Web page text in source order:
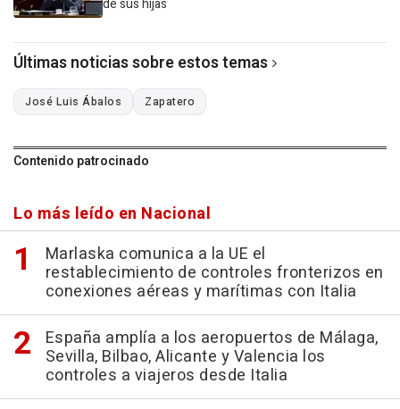
de sus hijas
Últimas noticias sobre estos temas
José Luis Ábalos Zapatero
Contenido patrocinado
Lo más leído en Nacional
Marlaska comunica a la UE el
restablecimiento de controles fronterizos en
conexiones aéreas y marítimas con Italia
España amplía a los aeropuertos de Málaga,
Sevilla, Bilbao, Alicante y Valencia los
controles a viajeros desde Italia